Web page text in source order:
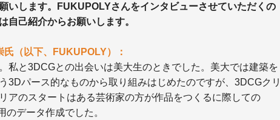
します。FUKUPOLYさんをインタビューさせていただくの
自己紹介からお願いします。
（以下、FUKUPOLY）：
私と3DCGとの出会いは美大生のときでした。美大では建築を
3Dパース的なものから取り組みはじめたのですが、3DCGクリ
アのスタートはある芸術家の方が作品をつくるに際しての
のデータ作成でした。